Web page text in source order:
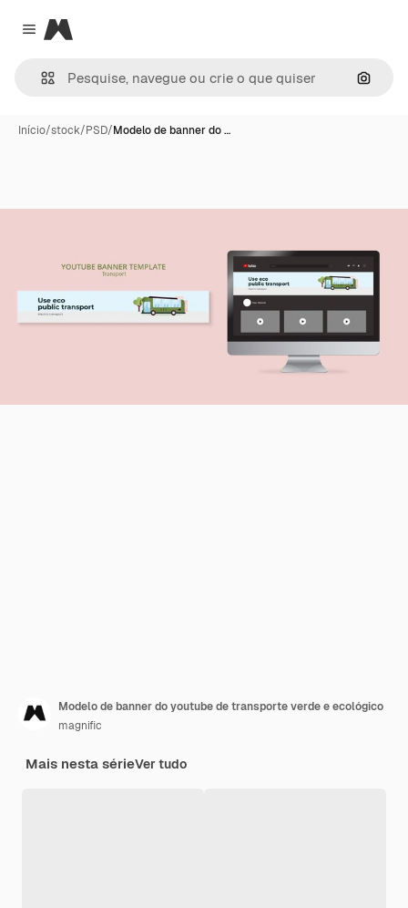
Close menu
Magnific
Início/stock/PSD/Modelo de banner do …
Modelo de banner do youtube de transporte verde e ecológico
magnific
Mais nesta sérieVer tudo